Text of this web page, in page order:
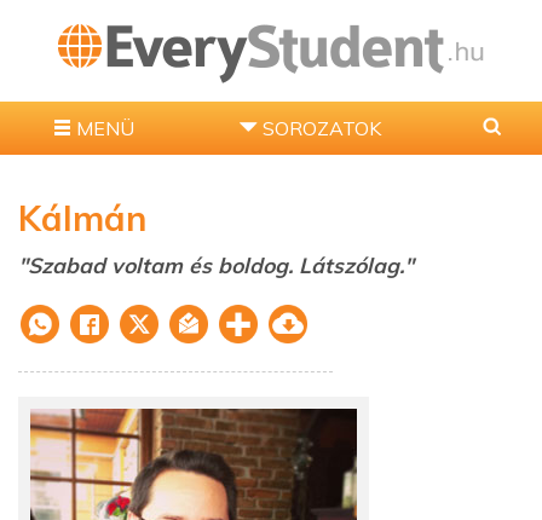
MENÜ SOROZATOK
Kálmán
"Szabad voltam és boldog. Látszólag."